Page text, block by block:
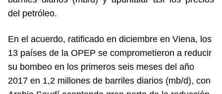
del petróleo.
En el acuerdo, ratificado en diciembre en Viena, los
13 países de la OPEP se comprometieron a reducir
su bombeo en los primeros seis meses del año
2017 en 1,2 millones de barriles diarios (mb/d), con